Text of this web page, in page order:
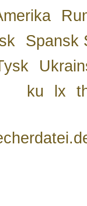
Spansk
ku
lx